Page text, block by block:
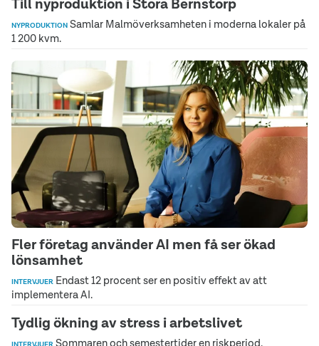
Till nyproduktion i Stora Bernstorp
NYPRODUKTION Samlar Malmöverksamheten i moderna lokaler på
1 200 kvm.
Fler företag använder AI men få ser ökad
lönsamhet
INTERVJUER Endast 12 procent ser en positiv effekt av att
implementera AI.
Tydlig ökning av stress i arbetslivet
Sommaren och semestertider en riskperiod.